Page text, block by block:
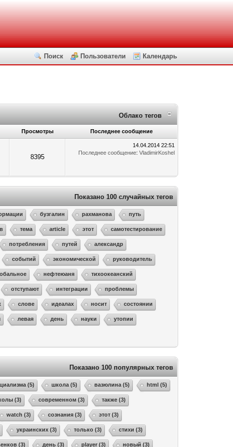
Поиск Пользователи Календарь
Облако тегов
Просмотры Последнее сообщение
8395
14.04.2014 22:51
Последнее сообщение:VladimirKoshel
Показано 100 случайных тегов
бузгалин рахманова путь
тема article этот самотестирование
потребления путей александр
событий экономической руководитель
нефтеюаня тихоокеанский
отступают интеграции проблемы
слове идеалах носит состоянии
левая день науки утопии
Показано 100 популярных тегов
(5) школа (5) вазюлина (5) html (5)
(3) современном (3) также (3)
watch (3) сознания (3) этот (3)
украинских (3) только (3) стихи (3)
(3) день (3) player (3) новый (3)